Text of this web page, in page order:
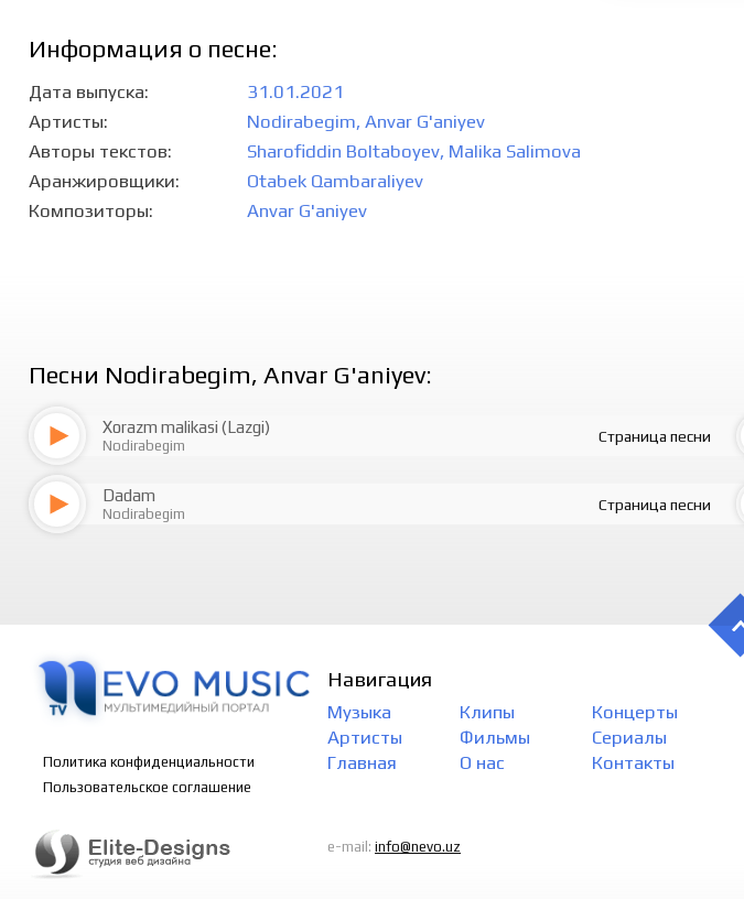
Информация о песне:
Дата выпуска
31.01.2021
Артисты
Nodirabegim, Anvar G'aniyev
Авторы текстов
Sharofiddin Boltaboyev, Malika Salimova
Аранжировщики
Otabek Qambaraliyev
Композиторы
Anvar G'aniyev
Песни Nodirabegim, Anvar G'aniyev:
Xorazm malikasi (Lazgi)
Nodirabegim
Страница песни
Dadam
Nodirabegim
Страница песни
Политика конфиденциальности
Пользовательское соглашение
Навигация
Музыка Клипы
Концерты
Артисты
Фильмы
Сериалы
Главная
О нас Контакты
e-mail:info@nevo.uz